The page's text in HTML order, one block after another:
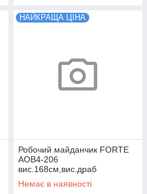
НАЙКРАЩА ЦІНА
Робочий майданчик FORTE
AOB4-206
вис.168см,вис.драб
159см,вис прист.др
280см,16,5кг 32390
Немає в наявності